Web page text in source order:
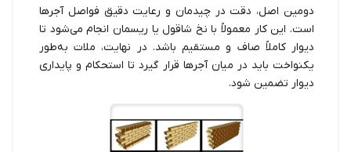
دومین اصل، دقت در چیدمان و رعایت دقیق فواصل آجرها
است. این کار معمولاً با نخ شاقول یا ریسمان انجام می‌شود تا
دیوار کاملاً صاف و مستقیم باشد. در نهایت، ملات به‌طور
یکنواخت باید در میان آجرها قرار گیرد تا استحکام و پایداری
دیوار تضمین شود.